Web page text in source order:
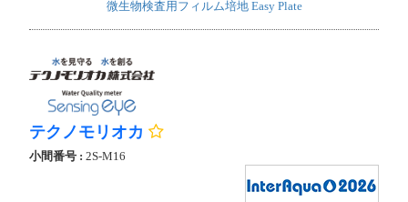
微生物検査用フィルム培地 Easy Plate
テクノモリオカ
小間番号 : 2S-M16